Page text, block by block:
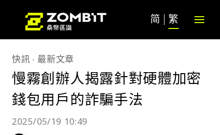
简 繁
快訊 最新文章
慢霧創辦人揭露針對硬體加密
錢包用戶的詐騙手法
2025/05/19 10:49